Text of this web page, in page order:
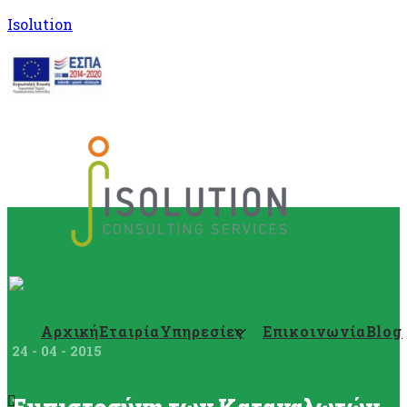
Isolution
ΑρχικήΕταιρίαΥπηρεσίες ΕπικοινωνίαBlog
24 - 04 - 2015